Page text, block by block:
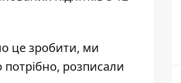
це зробити, ми
розписали